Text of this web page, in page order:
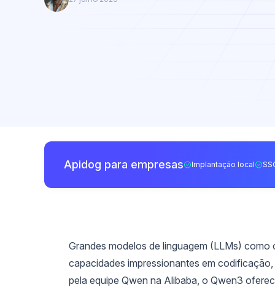
Apidog para empresas Implantação local
Grandes modelos de linguagem (LLMs) como
capacidades impressionantes em
pela equipe Qwen na Alibaba, o Qwen3